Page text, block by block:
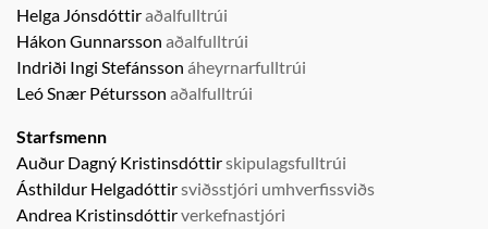
Helga Jónsdóttiraðalfulltrúi
Hákon Gunnarsson aðalfulltrúi
Indriði Ingi Stefánsson áheyrnarfulltrúi
Leó Snær Pétursson aðalfulltrúi
Starfsmenn
Auður Dagný Kristinsdóttirskipulagsfulltrúi
Ásthildur Helgadóttirsviðsstjóri umhverfissviðs
Andrea Kristinsdóttirverkefnastjóri